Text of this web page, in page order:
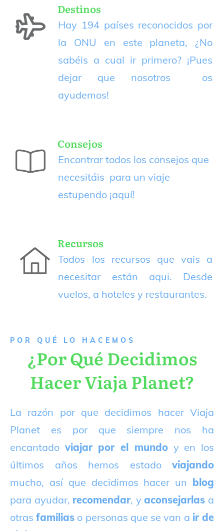
Destinos
Hay 194 países reconocidos por
la ONU en este planeta, ¿No
sabéis a cual ir primero? ¡Pues
dejar que nosotros os
ayudemos!
Consejos
Encontrar todos los consejos que
necesitáis para un viaje
estupendo ¡aquí!
Recursos
Todos los recursos que vais a
necesitar están aqui. Desde
vuelos, a hoteles y restaurantes.
P OR QUÉ LO HACEMOS
¿Por Qué Decidimos
Hacer Viaja Planet?
La razón por que decidimos hacer Viaja
Planet es por que siempre nos ha
encantado viajar por el mundoy en los
últimos años hemos estado viajando
mucho, así que decidimos hacer un blog
para ayudar, recomendar, yaconsejarlas a
otrasfamilias o personas que se van a ir de